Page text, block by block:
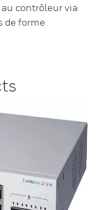
contrôleur via
de forme